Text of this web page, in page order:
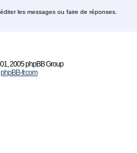
les messages ou faire de réponses.
2005 phpBB Group
phpBB-fr.com